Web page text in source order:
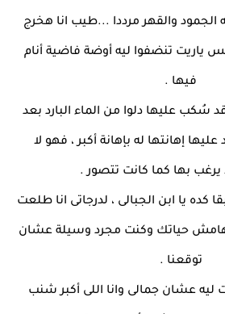
الجمود والقهر مرددا ...طيب انا هخرج
ياريت تنضفوا ليه أوضة فاضية أنام
فيها .
سُكب عليها دلوا من الماء البارد بعد
إهانتها له بإهانة أكبر ، فهو لا
يرغب بها كما كانت تتصور .
كده يا ابن الجبالى ، لدرجاتى انا طلعت
حياتك وكنت مجرد وسيلة عشان
توقعنا .
ليه عشان جمالى وانا اللى أكبر شنب